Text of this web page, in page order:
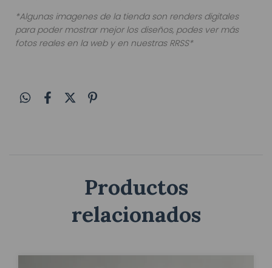
*Algunas imagenes de la tienda son renders digitales
para poder mostrar mejor los diseños, podes ver más
fotos reales en la web y en nuestras RRSS*
Productos
relacionados